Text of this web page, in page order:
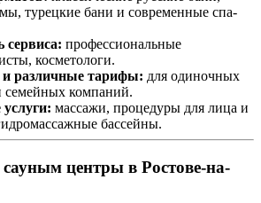
турецкие бани и современные спа-
сервиса: профессиональные
косметологи.
различные тарифы: для одиночных
семейных компаний.
массажи, процедуры для лица и
бассейны.
центры в Ростове-на-